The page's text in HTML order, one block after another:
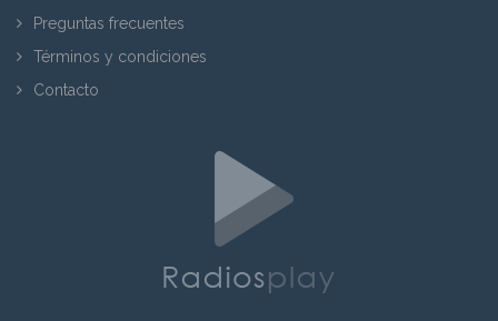
Preguntas frecuentes
Términos y condiciones
Contacto